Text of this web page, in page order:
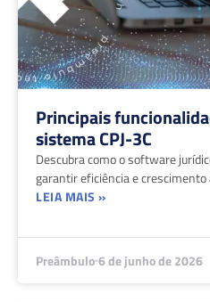
Principais
sistema CPJ-3C
Descubra como o software
garantir eficiência e crescimento
LEIA MAIS »
Preâmbulo6 de junho de 2026